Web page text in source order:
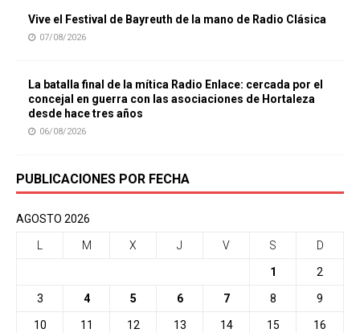
Vive el Festival de Bayreuth de la mano de Radio Clásica
07/08/2026
La batalla final de la mítica Radio Enlace: cercada por el
concejal en guerra con las asociaciones de Hortaleza
desde hace tres años
06/08/2026
PUBLICACIONES POR FECHA
AGOSTO 2026
M X J V S D
1 2
3 4 5 6 7 8 9
10 11 12 13 14 15 16